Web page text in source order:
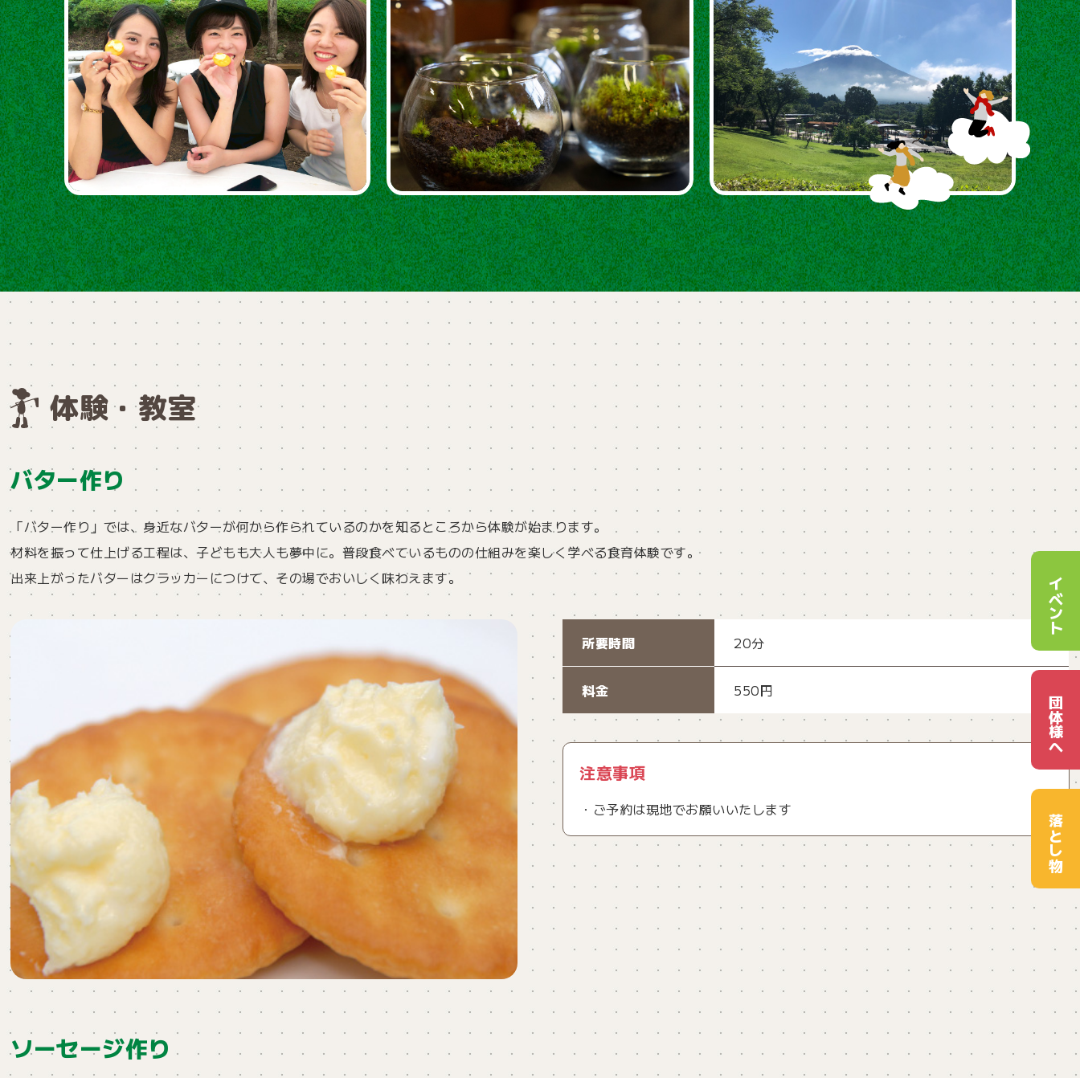
イベント
団体様へ
落とし物
体験・教室
バター作り
「バター作り」では、身近なバターが何から作られているのかを知るところから体験が始まります。
材料を振って仕上げる工程は、子どもも大人も夢中に。普段食べているものの仕組みを楽しく学べる食育体験です。
出来上がったバターはクラッカーにつけて、その場でおいしく味わえます。
所要時間 20分
料金 550円
注意事項
・ご予約は現地でお願いいたします
ソーセージ作り